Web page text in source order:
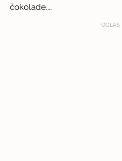
čokolade....
OGLAS